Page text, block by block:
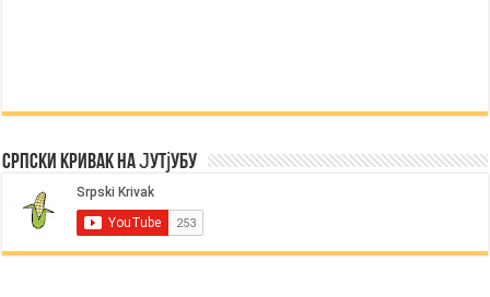
Српски Кривак на Јутјубу